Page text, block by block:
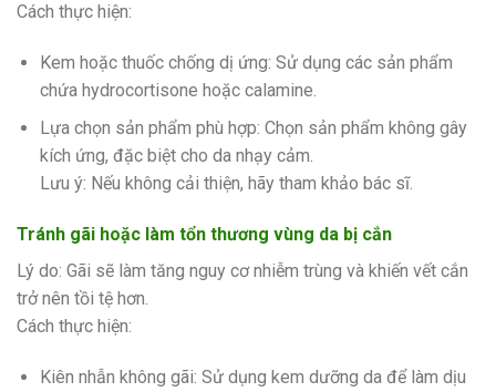
Cách thực hiện:
Kem hoặc thuốc chống dị ứng: Sử dụng các sản phẩm
chứa hydrocortisone hoặc calamine.
Lựa chọn sản phẩm phù hợp: Chọn sản phẩm không gây
kích ứng, đặc biệt cho da nhạy cảm.
Lưu ý: Nếu không cải thiện, hãy tham khảo bác sĩ.
Tránh gãi hoặc làm tổn thương vùng da bị cắn
Lý do: Gãi sẽ làm tăng nguy cơ nhiễm trùng và khiến vết cắn
trở nên tồi tệ hơn.
Cách thực hiện:
Kiên nhẫn không gãi: Sử dụng kem dưỡng da để làm dịu